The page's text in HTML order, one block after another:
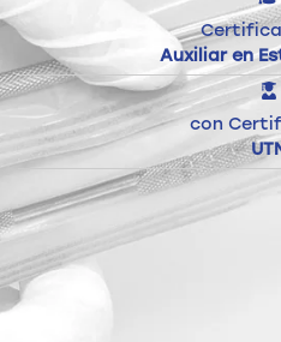
Auxiliar en
con